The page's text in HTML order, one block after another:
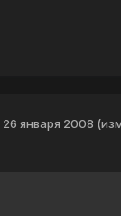
26 января 2008